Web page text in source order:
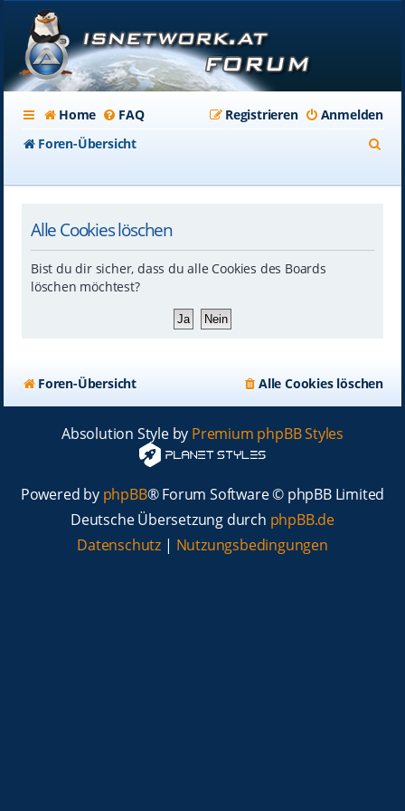
Home FAQ Anmelden
Registrieren
Foren-Übersicht
Alle Cookies löschen
Bist du dir sicher, dass du alle Cookies des Boards
löschen möchtest?
Foren-Übersicht Alle Cookies löschen
Absolution Style by Premium phpBB Styles
Powered by phpBB® Forum Software © phpBB Limited
Deutsche Übersetzung durch phpBB.de
Datenschutz | Nutzungsbedingungen